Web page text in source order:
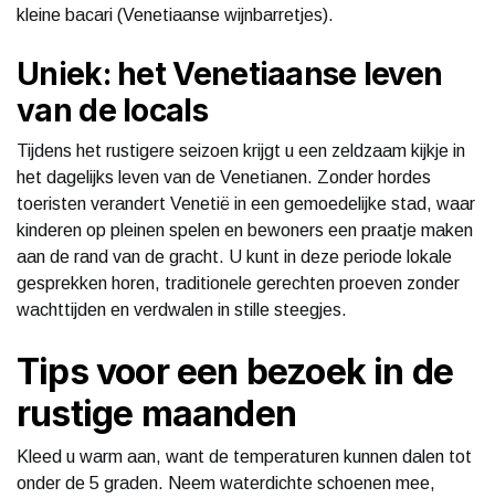
kleine bacari (Venetiaanse wijnbarretjes).
Uniek: het Venetiaanse leven
van de locals
Tijdens het rustigere seizoen krijgt u een zeldzaam kijkje in
het dagelijks leven van de Venetianen. Zonder hordes
toeristen verandert Venetië in een gemoedelijke stad, waar
kinderen op pleinen spelen en bewoners een praatje maken
aan de rand van de gracht. U kunt in deze periode lokale
gesprekken horen, traditionele gerechten proeven zonder
wachttijden en verdwalen in stille steegjes.
Tips voor een bezoek in de
rustige maanden
Kleed u warm aan, want de temperaturen kunnen dalen tot
onder de 5 graden. Neem waterdichte schoenen mee,